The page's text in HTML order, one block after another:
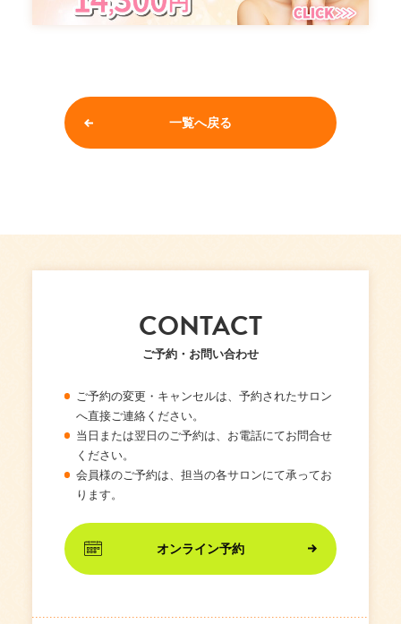
一覧へ戻る
CONTACT
ご予約・お問い合わせ
ご予約の変更・キャンセルは、予約されたサロン
へ直接ご連絡ください。
当日または翌日のご予約は、お電話にてお問合せ
ください。
会員様のご予約は、担当の各サロンにて承ってお
ります。
オンライン予約